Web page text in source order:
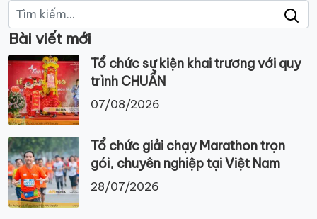
Tìm
kiếm:
Bài viết mới
Tổ chức sự kiện khai trương với quy
trình CHUẨN
07/08/2026
Tổ chức giải chạy Marathon trọn
gói, chuyên nghiệp tại Việt Nam
28/07/2026